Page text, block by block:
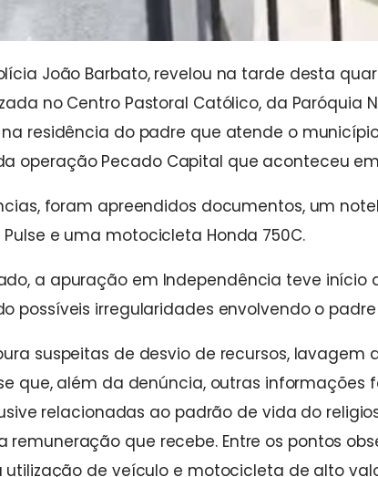
João Barbato, revelou na tarde desta
no Centro Pastoral Católico, da Paróquia
residência do padre que atende o
operação Pecado Capital que aconteceu
foram apreendidos documentos, um
e uma motocicleta Honda 750C.
a apuração em Independência teve início
possíveis irregularidades envolvendo o
suspeitas de desvio de recursos,
que, além da denúncia, outras
relacionadas ao padrão de vida do
que recebe. Entre os pontos
utilização de veículo e motocicleta de alto